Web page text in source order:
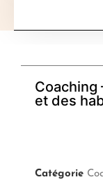
Coaching
et des
Catégorie